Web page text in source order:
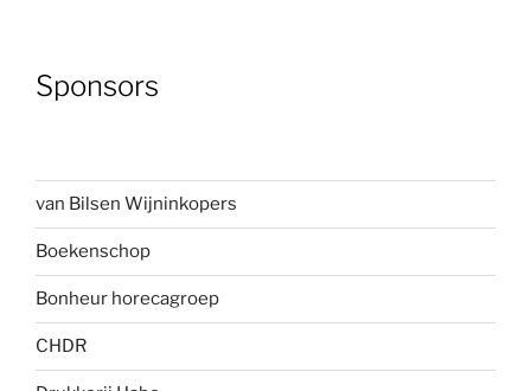
Sponsors
van Bilsen Wijninkopers
Boekenschop
Bonheur horecagroep
CHDR